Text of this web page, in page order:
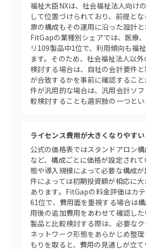
福祉大臣NXは、社会福祉法人向け
して位置づけられており、前提と
票の構成もその運用に沿った設計と
FitGapの業種別シェアでは、医療
リ109製品中1位で、利用傾向も福
ます。そのため、社会福祉法人以
検討する場合は、自社の会計要件
が合致するかを事前に確認するこ
件が汎用的な場合は、汎用会計ソ
較検討することも選択肢の一つとい
ライセンス費用が大きくなりやすい
公式の価格表ではスタンドアロン
など、構成ごとに価格が設定され
態や導入規模によって必要な構成
件によっては初期投資額が相応に
あります。FitGapの料金評価はカ
61位で、費用面を重視する場合は
用後の追加費用をあわせて確認し
製品と比較検討する際は、必要な
ネットワーク形態をあらかじめ整
もりを取ると、費用の見通しが立